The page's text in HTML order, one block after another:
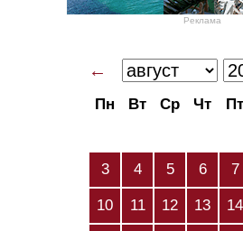
Реклама
←
Пн Вт Ср Чт Пт
3 4 5 6 7
10 11 12 13 14